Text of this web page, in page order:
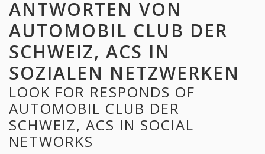
ANTWORTEN VON
AUTOMOBIL CLUB DER
SCHWEIZ, ACS IN
SOZIALEN NETZWERKEN
LOOK FOR RESPONDS OF
AUTOMOBIL CLUB DER
SCHWEIZ, ACS IN SOCIAL
NETWORKS